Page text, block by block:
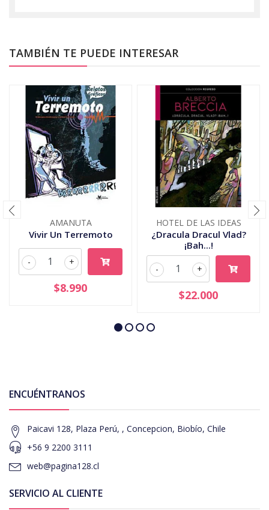
TAMBIÉN TE PUEDE INTERESAR
AMANUTA
Vivir Un Terremoto
+
-
$8.990
HOTEL DE LAS IDEAS
¿Dracula Dracul Vlad?
¡Bah...!
+
-
$22.000
ENCUÉNTRANOS
Paicavi 128, Plaza Perú, , Concepcion, Biobío, Chile
+56 9 2200 3111
web@pagina128.cl
SERVICIO AL CLIENTE